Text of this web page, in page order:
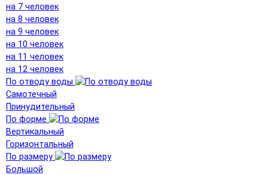
на 7 человек
на 8 человек
на 9 человек
на 10 человек
на 11 человек
на 12 человек
По отводу воды
Самотечный
Принудительный
По форме
Вертикальный
Горизонтальный
По размеру
Большой